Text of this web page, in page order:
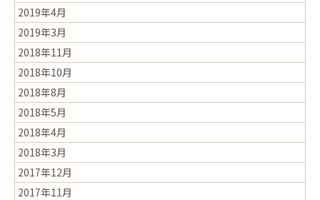
2019年4月
2019年3月
2018年11月
2018年10月
2018年8月
2018年5月
2018年4月
2018年3月
2017年12月
2017年11月